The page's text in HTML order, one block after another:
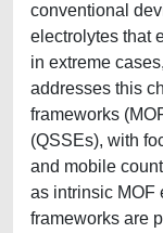
conventional
electrolytes that
in extreme
addresses this
frameworks
(QSSEs), with
and mobile
as intrinsic MOF
frameworks are